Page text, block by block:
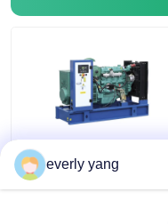
Generator Mesin
Ricardo 10KW-360KW
everly yang